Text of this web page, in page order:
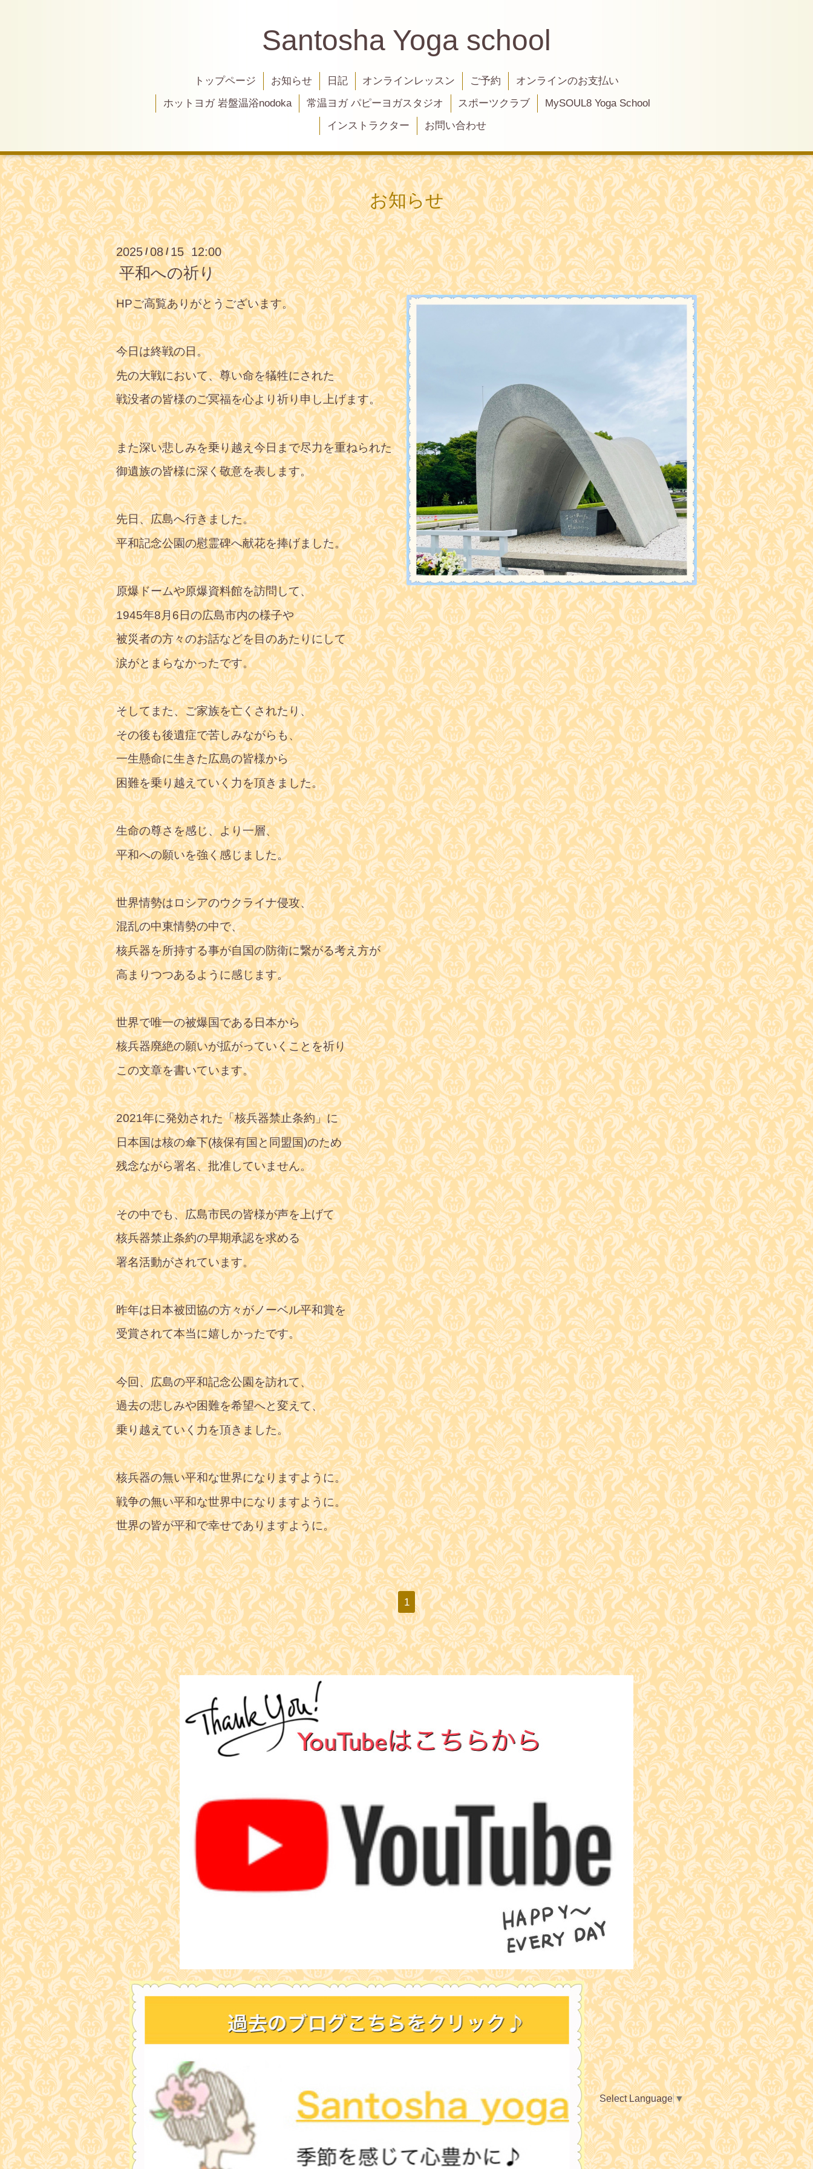
Santosha Yoga school
トップページ お知らせ 日記 オンラインレッスン ご予約
オンラインのお支払い
ホットヨガ 岩盤温浴nodoka
常温ヨガ パピーヨガスタジオ スポーツクラブ
MySOUL8 Yoga School
インストラクター
お問い合わせ
お知らせ
2025/08 / 15 12:00
平和への祈り
HPご高覧ありがとうございます。
今日は終戦の日。
先の大戦において、尊い命を犠牲にされた
戦没者の皆様のご冥福を心より祈り申し上げます。
また深い悲しみを乗り越え今日まで尽力を重ねられた
御遺族の皆様に深く敬意を表します。
先日、広島へ行きました。
平和記念公園の慰霊碑へ献花を捧げました。
原爆ドームや原爆資料館を訪問して、
1945年8月6日の広島市内の様子や
被災者の方々のお話などを目のあたりにして
涙がとまらなかったです。
そしてまた、ご家族を亡くされたり、
その後も後遺症で苦しみながらも、
一生懸命に生きた広島の皆様から
困難を乗り越えていく力を頂きました。
生命の尊さを感じ、より一層、
平和への願いを強く感じました。
世界情勢はロシアのウクライナ侵攻、
混乱の中東情勢の中で、
核兵器を所持する事が自国の防衛に繋がる考え方が
高まりつつあるように感じます。
世界で唯一の被爆国である日本から
核兵器廃絶の願いが拡がっていくことを祈り
この文章を書いています。
2021年に発効された「核兵器禁止条約」に
日本国は核の傘下(核保有国と同盟国)のため
残念ながら署名、批准していません。
その中でも、広島市民の皆様が声を上げて
核兵器禁止条約の早期承認を求める
署名活動がされています。
昨年は日本被団協の方々がノーベル平和賞を
受賞されて本当に嬉しかったです。
今回、広島の平和記念公園を訪れて、
過去の悲しみや困難を希望へと変えて、
乗り越えていく力を頂きました。
核兵器の無い平和な世界になりますように。
戦争の無い平和な世界中になりますように。
世界の皆が平和で幸せでありますように。
1
Select Language▼